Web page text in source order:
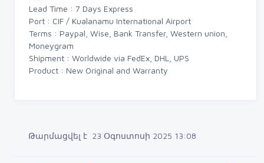
Lead Time : 7 Days Express
Port : CIF / Kualanamu International Airport
Terms : Paypal, Wise, Bank Transfer, Western union,
Moneygram
Shipment : Worldwide via FedEx, DHL, UPS
Product : New Original and Warranty
Թարմացվել է 23 Օգոստոսի 2025 13:08